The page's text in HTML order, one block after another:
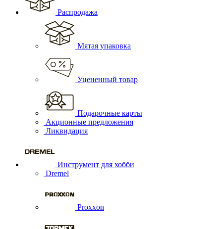
Распродажа
Мятая упаковка
Уцененный товар
Подарочные карты
Акционные предложения
Ликвидация
Инструмент для хобби
Dremel
Proxxon